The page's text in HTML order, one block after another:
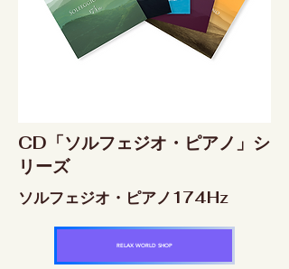
CD「ソルフェジオ・ピアノ」シ
リーズ
ソルフェジオ・ピアノ174Hz
RELAX WORLD SHOP